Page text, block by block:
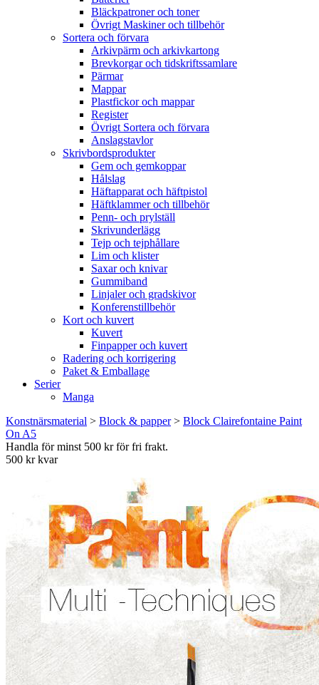
Bläckpatroner och toner
Övrigt Maskiner och tillbehör
Sortera och förvara
Arkivpärm och arkivkartong
Brevkorgar och tidskriftssamlare
Pärmar
Mappar
Plastfickor och mappar
Register
Övrigt Sortera och förvara
Anslagstavlor
Skrivbordsprodukter
Gem och gemkoppar
Hålslag
Häftapparat och häftpistol
Häftklammer och tillbehör
Penn- och prylställ
Skrivunderlägg
Tejp och tejphållare
Lim och klister
Saxar och knivar
Gummiband
Linjaler och gradskivor
Konferenstillbehör
Kort och kuvert
Kuvert
Finpapper och kuvert
Radering och korrigering
Paket & Emballage
Serier
Manga
Konstnärsmaterial > Block & papper> Block Clairefontaine Paint
On A5
Handla för minst 500 kr för fri frakt.
500 kr kvar